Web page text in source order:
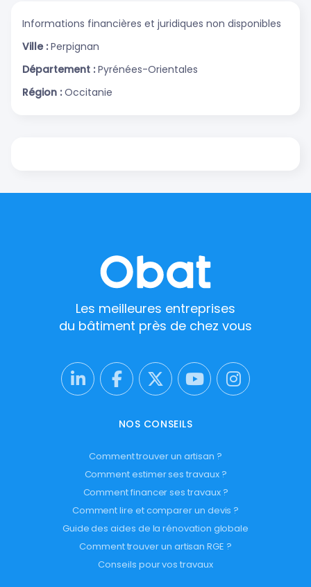
Informations financières et juridiques non disponibles
Ville : Perpignan
Département : Pyrénées-Orientales
Région : Occitanie
Les meilleures entreprises
du bâtiment près de chez vous
NOS CONSEILS
Comment trouver un artisan ?
Comment estimer ses travaux ?
Comment financer ses travaux ?
Comment lire et comparer un devis ?
Guide des aides de la rénovation globale
Comment trouver un artisan RGE ?
Conseils pour vos travaux